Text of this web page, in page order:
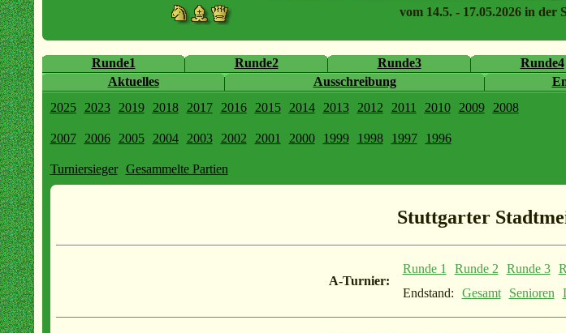
vom 14.5. - 17.05.2026 in der
Runde1 Runde2 Runde3 Runde4
Aktuelles
Ausschreibung
2025
2023 2019 2018 2017 2016 2015 2014 2013 2012 2011 2010 2009 2008
2007 2006 2005 2004 2003 2002 2001 2000 1999 1998 1997 1996
Turniersieger Gesammelte Partien
Stuttgarter
A-Turnier:
Runde 1 Runde 2 Runde 3
Endstand:
Gesamt Senioren